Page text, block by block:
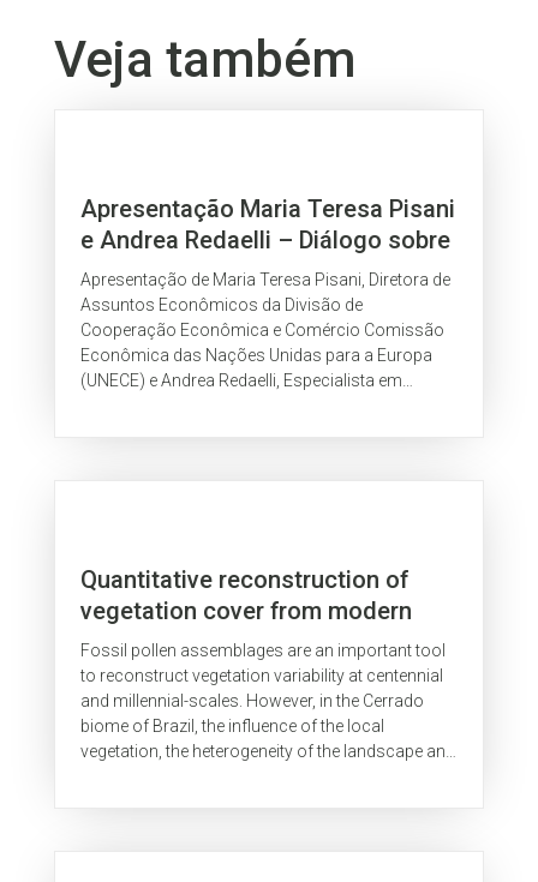
Veja também
Apresentação Maria Teresa Pisani
e Andrea Redaelli – Diálogo sobre
a sustentabilidade e a
rastreabilidade da cadeia da
carne bovina e do couro
Apresentação de Maria Teresa Pisani, Diretora de
Assuntos Econômicos da Divisão de
Cooperação Econômica e Comércio Comissão
Econômica das Nações Unidas para a Europa
(UNECE) e Andrea Redaelli, Especialista em
Quantitative reconstruction of
vegetation cover from modern
pollen rain in the Cerrado biome of
Brazil
Fossil pollen assemblages are an important tool
to reconstruct vegetation variability at centennial
and millennial-scales. However, in the Cerrado
biome of Brazil, the influence of the local
vegetation, the heterogeneity of the landscape and